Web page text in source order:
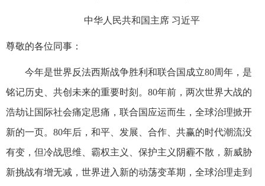
中华人民共和国主席 习近平
尊敬的各位同事：
今年是世界反法西斯战争胜利和联合国成立80周年，是
铭记历史、共创未来的重要时刻。80年前，两次世界大战的
浩劫让国际社会痛定思痛，联合国应运而生，全球治理掀开
新的一页。80年后，和平、发展、合作、共赢的时代潮流没
有变，但冷战思维、霸权主义、保护主义阴霾不散，新威胁
新挑战有增无减，世界进入新的动荡变革期，全球治理走到